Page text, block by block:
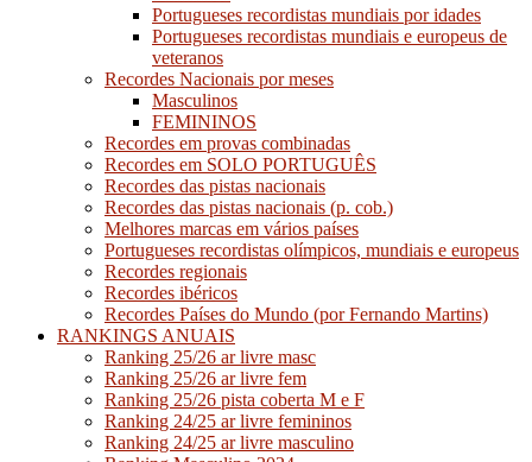
Portugueses recordistas mundiais por idades
Portugueses recordistas mundiais e europeus de
veteranos
Recordes Nacionais por meses
Masculinos
FEMININOS
Recordes em provas combinadas
Recordes em SOLO PORTUGUÊS
Recordes das pistas nacionais
Recordes das pistas nacionais (p. cob.)
Melhores marcas em vários países
Portugueses recordistas olímpicos, mundiais e europeus
Recordes regionais
Recordes ibéricos
Recordes Países do Mundo (por Fernando Martins)
RANKINGS ANUAIS
Ranking 25/26 ar livre masc
Ranking 25/26 ar livre fem
Ranking 25/26 pista coberta M e F
Ranking 24/25 ar livre femininos
Ranking 24/25 ar livre masculino